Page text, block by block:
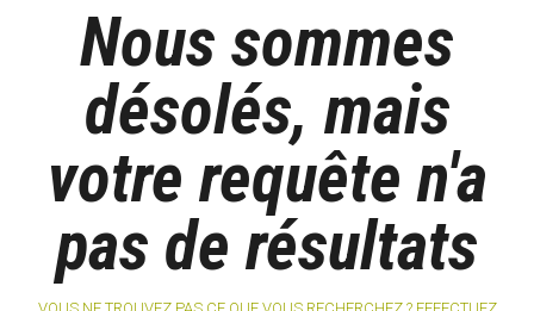
Nous sommes
désolés, mais
votre requête n'a
pas de résultats
VOUS NE TROUVEZ PAS CE QUE VOUS RECHERCHEZ ? EFFECTUEZ